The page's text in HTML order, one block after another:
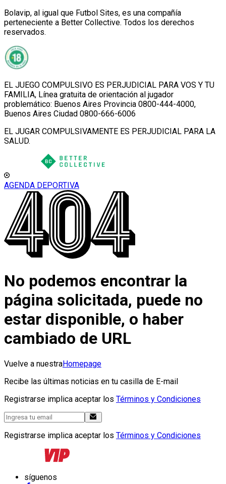
Bolavip, al igual que Futbol Sites, es una compañía
perteneciente a Better Collective. Todos los derechos
reservados.
EL JUEGO COMPULSIVO ES PERJUDICIAL PARA VOS Y TU
FAMILIA, Línea gratuita de orientación al jugador
problemático: Buenos Aires Provincia 0800-444-4000,
Buenos Aires Ciudad 0800-666-6006
EL JUGAR COMPULSIVAMENTE ES PERJUDICIAL PARA LA
SALUD.
AGENDA DEPORTIVA
No podemos encontrar la
página solicitada, puede no
estar disponible, o haber
cambiado de URL
Vuelve a nuestraHomepage
Recibe las últimas noticias en tu casilla de E-mail
Registrarse implica aceptar los Términos y Condiciones
Registrarse implica aceptar los Términos y Condiciones
síguenos